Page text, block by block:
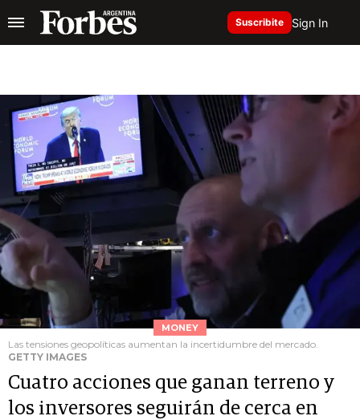
Suscribite Sign In
MONEY
Las tensiones geopolíticas aumentan la incertidumbre del mercado.
GETTY IMAGES
Cuatro acciones que ganan terreno y
los inversores seguirán de cerca en